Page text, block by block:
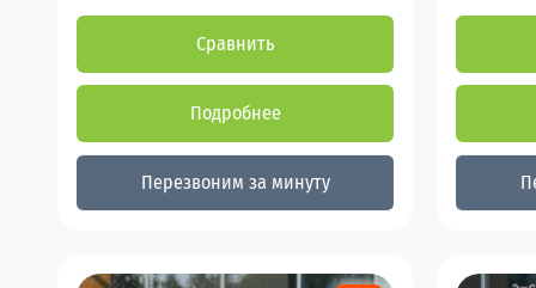
Сравнить
Подробнее
Перезвоним за минуту